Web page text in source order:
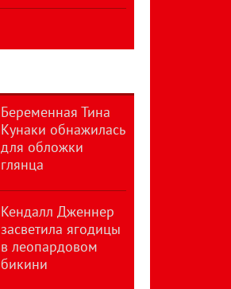
Беременная Тина
Кунаки обнажилась
для обложки
глянца
Кендалл Дженнер
засветила ягодицы
в леопардовом
бикини